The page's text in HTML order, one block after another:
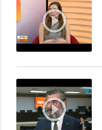
play_circle_outline
play_circle_outline